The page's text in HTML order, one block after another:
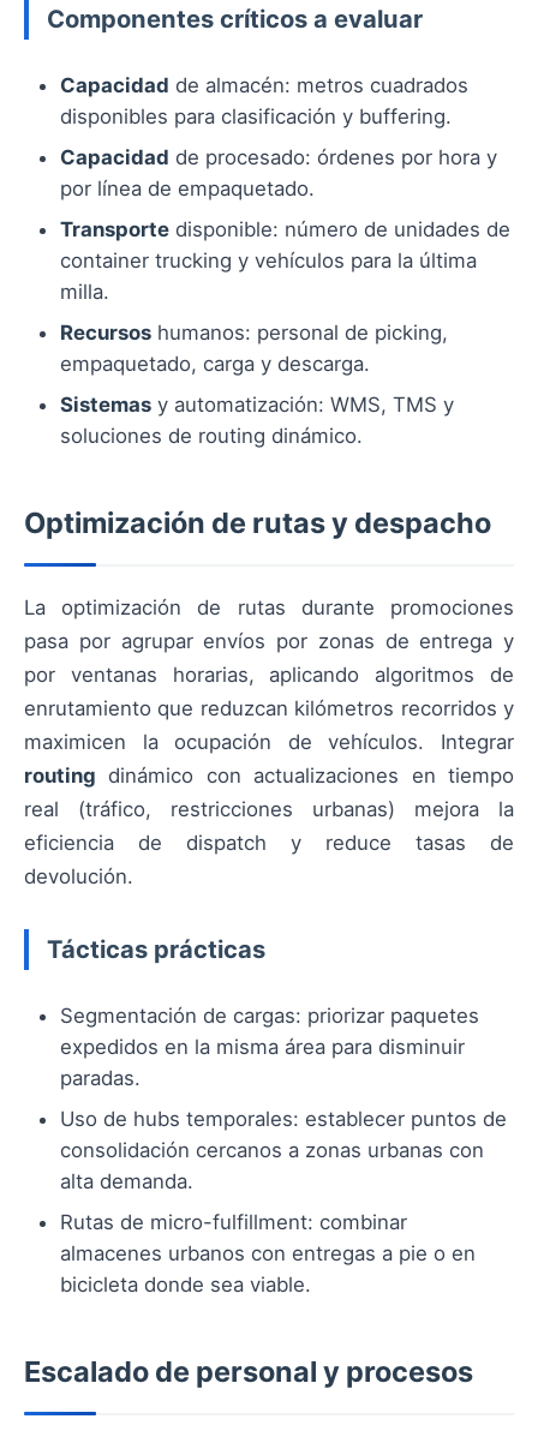
Componentes críticos a evaluar
Capacidad de almacén: metros cuadrados
disponibles para clasificación y buffering.
Capacidad de procesado: órdenes por hora y
por línea de empaquetado.
Transporte disponible: número de unidades de
container trucking y vehículos para la última
milla.
Recursos humanos: personal de picking,
empaquetado, carga y descarga.
Sistemas y automatización: WMS, TMS y
soluciones de routing dinámico.
Optimización de rutas y despacho
La optimización de rutas durante promociones
pasa por agrupar envíos por zonas de entrega y
por ventanas horarias, aplicando algoritmos de
enrutamiento que reduzcan kilómetros recorridos y
maximicen la ocupación de vehículos. Integrar
routing dinámico con actualizaciones en tiempo
real (tráfico, restricciones urbanas) mejora la
eficiencia de dispatch y reduce tasas de
devolución.
Tácticas prácticas
Segmentación de cargas: priorizar paquetes
expedidos en la misma área para disminuir
paradas.
Uso de hubs temporales: establecer puntos de
consolidación cercanos a zonas urbanas con
alta demanda.
Rutas de micro-fulfillment: combinar
almacenes urbanos con entregas a pie o en
bicicleta donde sea viable.
Escalado de personal y procesos